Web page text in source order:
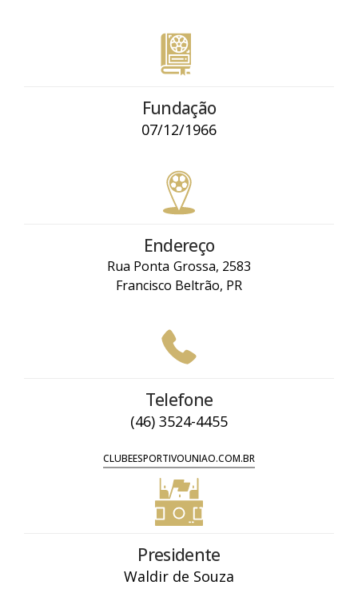
Fundação
07/12/1966
Endereço
Rua Ponta Grossa, 2583
Francisco Beltrão, PR
Telefone
(46) 3524-4455
CLUBEESPORTIVOUNIAO.COM.BR
Presidente
Waldir de Souza